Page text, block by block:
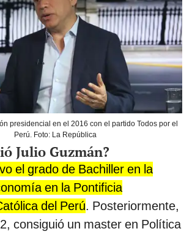
presidencial en el 2016 con el partido Todos por el
Perú. Foto: La República
Julio Guzmán?
el grado de Bachiller en la
en la Pontificia
del Perú. Posteriormente,
consiguió un master en Política